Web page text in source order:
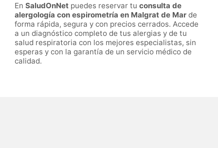
En SaludOnNet puedes reservar tu consulta de
alergología con espirometría en Malgrat de Mar de
forma rápida, segura y con precios cerrados. Accede
a un diagnóstico completo de tus alergias y de tu
salud respiratoria con los mejores especialistas, sin
esperas y con la garantía de un servicio médico de
calidad.